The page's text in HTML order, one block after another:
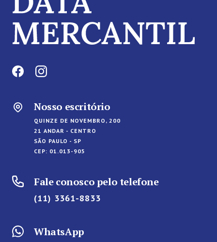
Nosso escritório
QUINZE DE NOVEMBRO, 200
21 ANDAR - CENTRO
SÃO PAULO - SP
CEP: 01.013-905
Fale conosco pelo telefone
(11) 3361-8833
WhatsApp